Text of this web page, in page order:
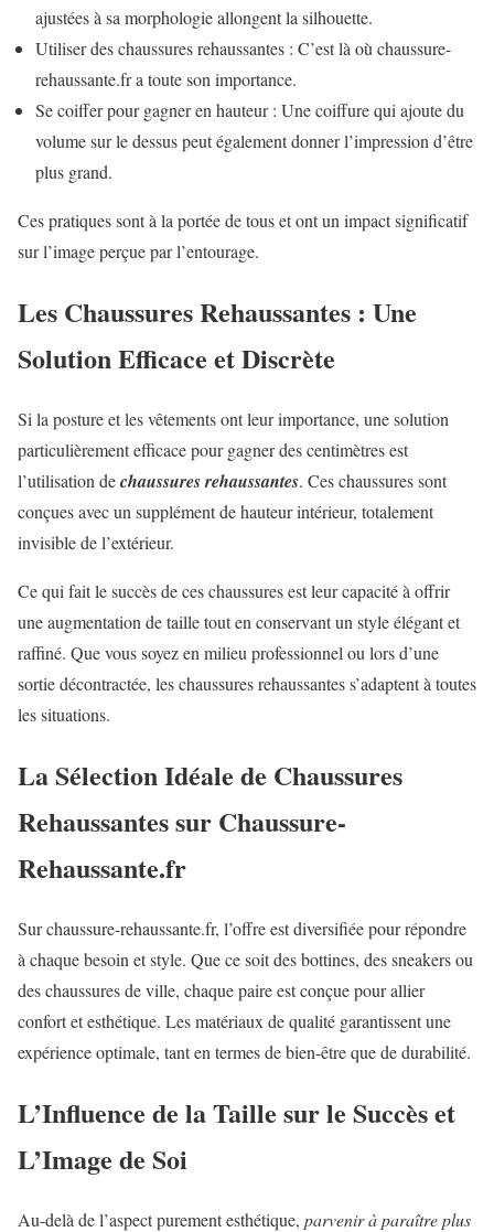
ajustées à sa morphologie allongent la silhouette.
Utiliser des chaussures rehaussantes : C’est là où chaussure-
rehaussante.fr a toute son importance.
Se coiffer pour gagner en hauteur : Une coiffure qui ajoute du
volume sur le dessus peut également donner l’impression d’être
plus grand.
Ces pratiques sont à la portée de tous et ont un impact significatif
sur l’image perçue par l’entourage.
Les Chaussures Rehaussantes : Une
Solution Efficace et Discrète
Si la posture et les vêtements ont leur importance, une solution
particulièrement efficace pour gagner des centimètres est
l’utilisation dechaussures rehaussantes. Ces chaussures sont
conçues avec un supplément de hauteur intérieur, totalement
invisible de l’extérieur.
Ce qui fait le succès de ces chaussures est leur capacité à offrir
une augmentation de taille tout en conservant un style élégant et
raffiné. Que vous soyez en milieu professionnel ou lors d’une
sortie décontractée, les chaussures rehaussantes s’adaptent à toutes
les situations.
La Sélection Idéale de Chaussures
Rehaussantes sur Chaussure-
Rehaussante.fr
Sur chaussure-rehaussante.fr, l’offre est diversifiée pour répondre
à chaque besoin et style. Que ce soit des bottines, des sneakers ou
des chaussures de ville, chaque paire est conçue pour allier
confort et esthétique. Les matériaux de qualité garantissent une
expérience optimale, tant en termes de bien-être que de durabilité.
L’Influence de la Taille sur le Succès et
L’Image de Soi
Au-delà de l’aspect purement esthétique, parvenir à paraître plus